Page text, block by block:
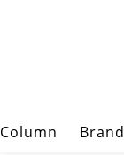
Column Brand